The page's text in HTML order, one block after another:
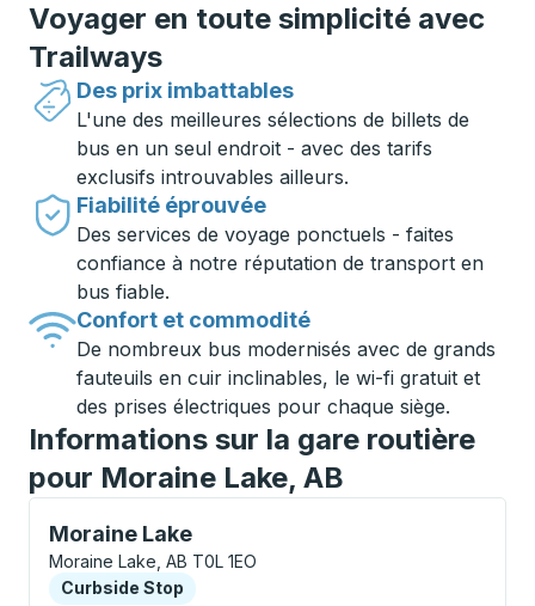
Voyager en toute simplicité avec
Trailways
Des prix imbattables
L'une des meilleures sélections de billets de
bus en un seul endroit - avec des tarifs
exclusifs introuvables ailleurs.
Fiabilité éprouvée
Des services de voyage ponctuels - faites
confiance à notre réputation de transport en
bus fiable.
Confort et commodité
De nombreux bus modernisés avec de grands
fauteuils en cuir inclinables, le wi-fi gratuit et
des prises électriques pour chaque siège.
Informations sur la gare routière
pour Moraine Lake, AB
Moraine Lake
Curbside Stop, utilisez les touches fléchées ou la
Moraine Lake, AB T0L 1EO
Curbside Stop
Curbside Stop